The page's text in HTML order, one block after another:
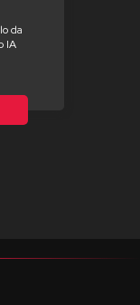
da
IA